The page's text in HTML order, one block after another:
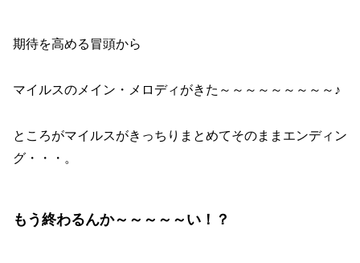
期待を高める冒頭から
マイルスのメイン・メロディがきた～～～～～～～～～♪
ところがマイルスがきっちりまとめてそのままエンディン
グ・・・。
もう終わるんか～～～～～い！？